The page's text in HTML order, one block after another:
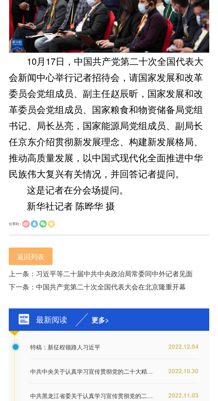
10月17日，中国共产党第二十次全国代表大
会新闻中心举行记者招待会，请国家发展和改革
委员会党组成员、副主任赵辰昕，国家发展和改
革委员会党组成员、国家粮食和物资储备局党组
书记、局长丛亮，国家能源局党组成员、副局长
任京东介绍贯彻新发展理念、构建新发展格局、
推动高质量发展，以中国式现代化全面推进中华
民族伟大复兴有关情况，并回答记者提问。
这是记者在分会场提问。
新华社记者 陈晔华 摄
分享到：
返回列表
上一条：习近平等二十届中共中央政治局常委同中外记者见面
下一条：中国共产党第二十次全国代表大会在北京隆重开幕
最新阅读 更多>
2022.12.04
特稿：新征程领路人习近平
2022.10.30
中共中央关于认真学习宣传贯彻党的二十大精神的决定
2022.11.03
中共黑龙江省委关于认真学习宣传贯彻党的二十大精神奋力谱写全面建设社会主义现代化国家龙江新篇章的决定